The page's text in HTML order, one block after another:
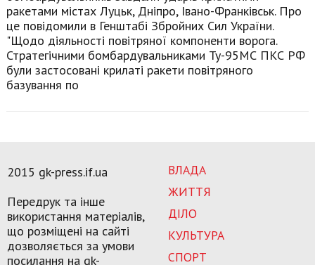
ракетами містах Луцьк, Дніпро, Івано-Франківськ. Про
це повідомили в Генштабі Збройних Сил України.
"Щодо діяльності повітряної компоненти ворога.
Стратегічними бомбардувальниками Ту-95МС ПКС РФ
були застосовані крилаті ракети повітряного
базування по
ВЛАДА
ЖИТТЯ
ДІЛО
КУЛЬТУРА
СПОРТ
2015 gk-press.if.ua
Передрук та інше
використання матеріалів,
що розміщені на сайті
дозволяється за умови
посилання на gk-